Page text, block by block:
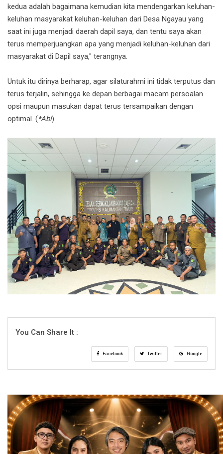
kedua adalah bagaimana kemudian kita mendengarkan keluhan-
keluhan masyarakat keluhan-keluhan dari Desa Ngayau yang
saat ini juga menjadi daerah dapil saya, dan tentu saya akan
terus memperjuangkan apa yang menjadi keluhan-keluhan dari
masyarakat di Dapil saya," terangnya.
Untuk itu dirinya berharap, agar silaturahmi ini tidak terputus dan
terus terjalin, sehingga ke depan berbagai macam persoalan
opsi maupun masukan dapat terus tersampaikan dengan
optimal. (*Abi)
You Can Share It :
Facebook Twitter Google